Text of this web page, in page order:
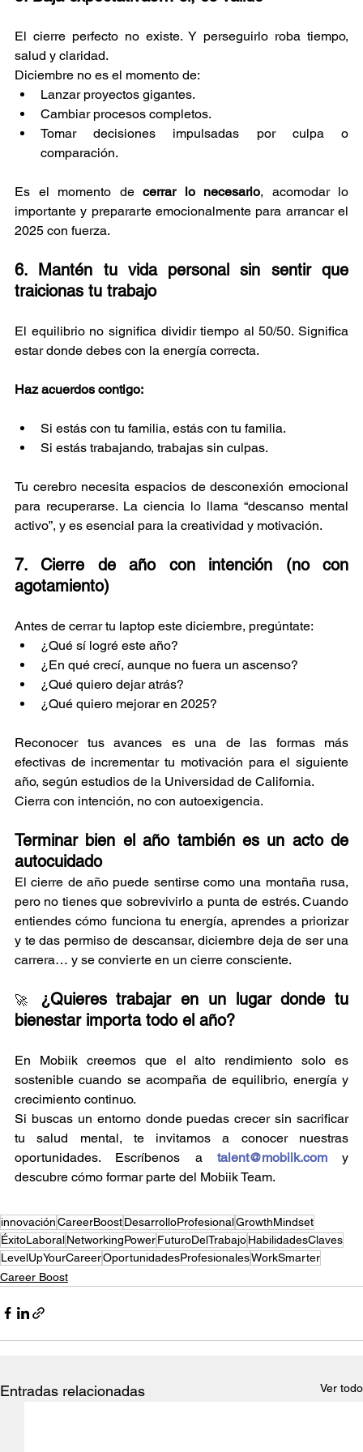
El cierre perfecto no existe. Y perseguirlo roba tiempo,
salud y claridad.
Diciembre no es el momento de:
Lanzar proyectos gigantes.
Cambiar procesos completos.
Tomar decisiones impulsadas por culpa o
comparación.
Es el momento de cerrar lo necesario, acomodar lo
importante y prepararte emocionalmente para arrancar el
2025 con fuerza.
6. Mantén tu vida personal sin sentir que
traicionas tu trabajo
El equilibrio no significa dividir tiempo al 50/50. Significa
estar donde debes con la energía correcta.
Haz acuerdos contigo:
Si estás con tu familia, estás con tu familia.
Si estás trabajando, trabajas sin culpas.
Tu cerebro necesita espacios de desconexión emocional
para recuperarse. La ciencia lo llama “descanso mental
activo”, y es esencial para la creatividad y motivación.
7. Cierre de año con intención (no con
agotamiento)
Antes de cerrar tu laptop este diciembre, pregúntate:
¿Qué sí logré este año?
¿En qué crecí, aunque no fuera un ascenso?
¿Qué quiero dejar atrás?
¿Qué quiero mejorar en 2025?
Reconocer tus avances es una de las formas más
efectivas de incrementar tu motivación para el siguiente
año, según estudios de la Universidad de California.
Cierra con intención, no con autoexigencia.
Terminar bien el año también es un acto de
autocuidado
El cierre de año puede sentirse como una montaña rusa,
pero no tienes que sobrevivirlo a punta de estrés. Cuando
entiendes cómo funciona tu energía, aprendes a priorizar
y te das permiso de descansar, diciembre deja de ser una
carrera… y se convierte en un cierre consciente.
🚀 ¿Quieres trabajar en un lugar donde tu
bienestar importa todo el año?
En Mobiik creemos que el alto rendimiento solo es
sostenible cuando se acompaña de equilibrio, energía y
crecimiento continuo.
Si buscas un entorno donde puedas crecer sin sacrificar
tu salud mental, te invitamos a conocer nuestras
oportunidades. Escríbenos a talent@mobiik.com y
descubre cómo formar parte del Mobiik Team.
innovaciónCareerBoostDesarrolloProfesionalGrowthMindset
ÉxitoLaboralNetworkingPowerFuturoDelTrabajoHabilidadesClaves
LevelUpYourCareerOportunidadesProfesionalesWorkSmarter
Career Boost
Entradas relacionadas Ver todo